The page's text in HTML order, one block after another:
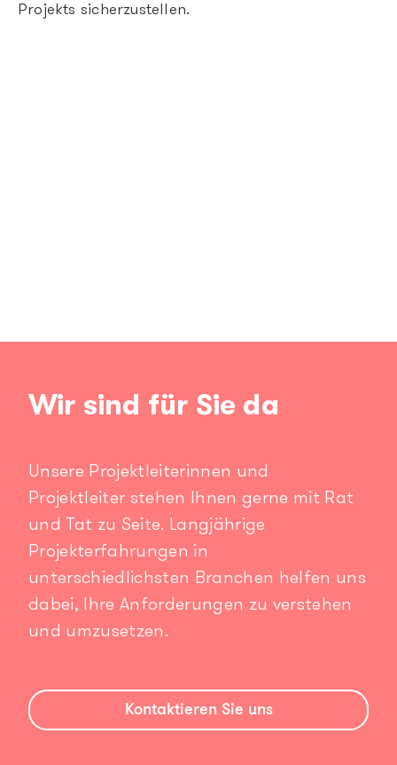
Projekts sicherzustellen.
Wir sind für Sie da
Unsere Projektleiterinnen und
Projektleiter stehen Ihnen gerne mit Rat
und Tat zu Seite. Langjährige
Projekterfahrungen in
unterschiedlichsten Branchen helfen uns
dabei, Ihre Anforderungen zu verstehen
und umzusetzen.
Kontaktieren Sie uns